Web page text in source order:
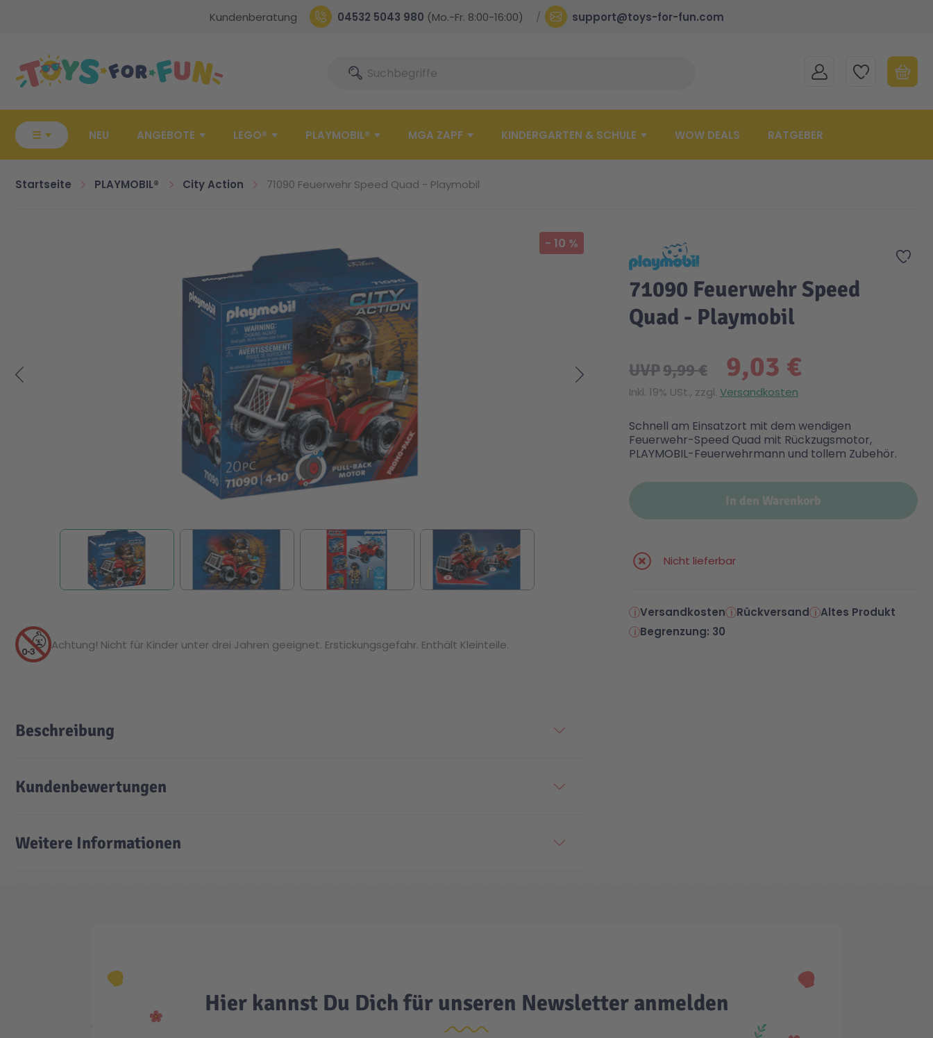
Kundenberatung 04532 5043 980 (Mo.-Fr. 8:00-16:00) support@toys-for-fun.com
SucheSuche MEIN KONTOMEINE WUNSCHLISTE
☰ NEU ANGEBOTE LEGO® PLAYMOBIL® MGA ZAPF KINDERGARTEN & SCHULE WOW DEALS RATGEBER
Startseite PLAYMOBIL® City Action 71090 Feuerwehr Speed Quad - Playmobil
- 10 %
Zur
71090 Feuerwehr Speed
Quad - Playmobil
9,03 €
UVP9,99 €
Inkl. 19% USt., zzgl. Versandkosten
Schnell am Einsatzort mit dem wendigen
Feuerwehr-Speed Quad mit Rückzugsmotor,
PLAYMOBIL-Feuerwehrmann und tollem Zubehör.
In den Warenkorb
Nicht lieferbar
Versandkosten Rückversand
Altes Produkt
Begrenzung: 30
Achtung! Nicht für Kinder unter drei Jahren geeignet. Erstickungsgefahr. Enthält Kleinteile.
Beschreibung
Kundenbewertungen
Weitere Informationen
Hier kannst Du Dich für unseren Newsletter anmelden